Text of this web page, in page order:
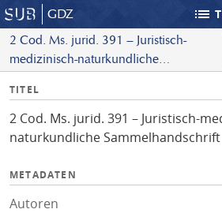
GDZ list
2 Cod. Ms. jurid. 391 – Juristisch-
medizinisch-naturkundliche
I
f
o
TITEL
2 Cod. Ms. jurid. 391 – Juristisch-
naturkundliche Sammelhandschrift
METADATEN
Autoren